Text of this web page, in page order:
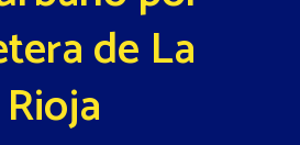
de La
Rioja